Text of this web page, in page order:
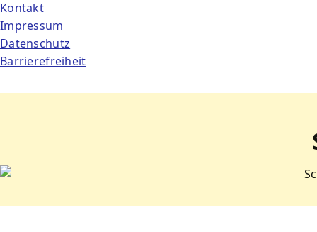
Kontakt
Impressum
Datenschutz
Barrierefreiheit